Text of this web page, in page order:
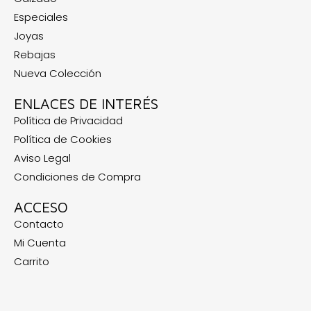
Especiales
Joyas
Rebajas
Nueva Colección
ENLACES DE INTERÉS
Política de Privacidad
Política de Cookies
Aviso Legal
Condiciones de Compra
ACCESO
Contacto
Mi Cuenta
Carrito